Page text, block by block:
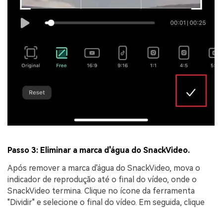
Passo 3: Eliminar a marca d'água do SnackVideo.
Após remover a marca d'água do SnackVideo, mova o
indicador de reprodução até o final do vídeo, onde o
SnackVideo termina. Clique no ícone da ferramenta
"Dividir" e selecione o final do vídeo. Em seguida, clique